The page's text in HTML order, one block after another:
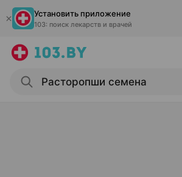
Установить приложение
103: поиск лекарств и врачей